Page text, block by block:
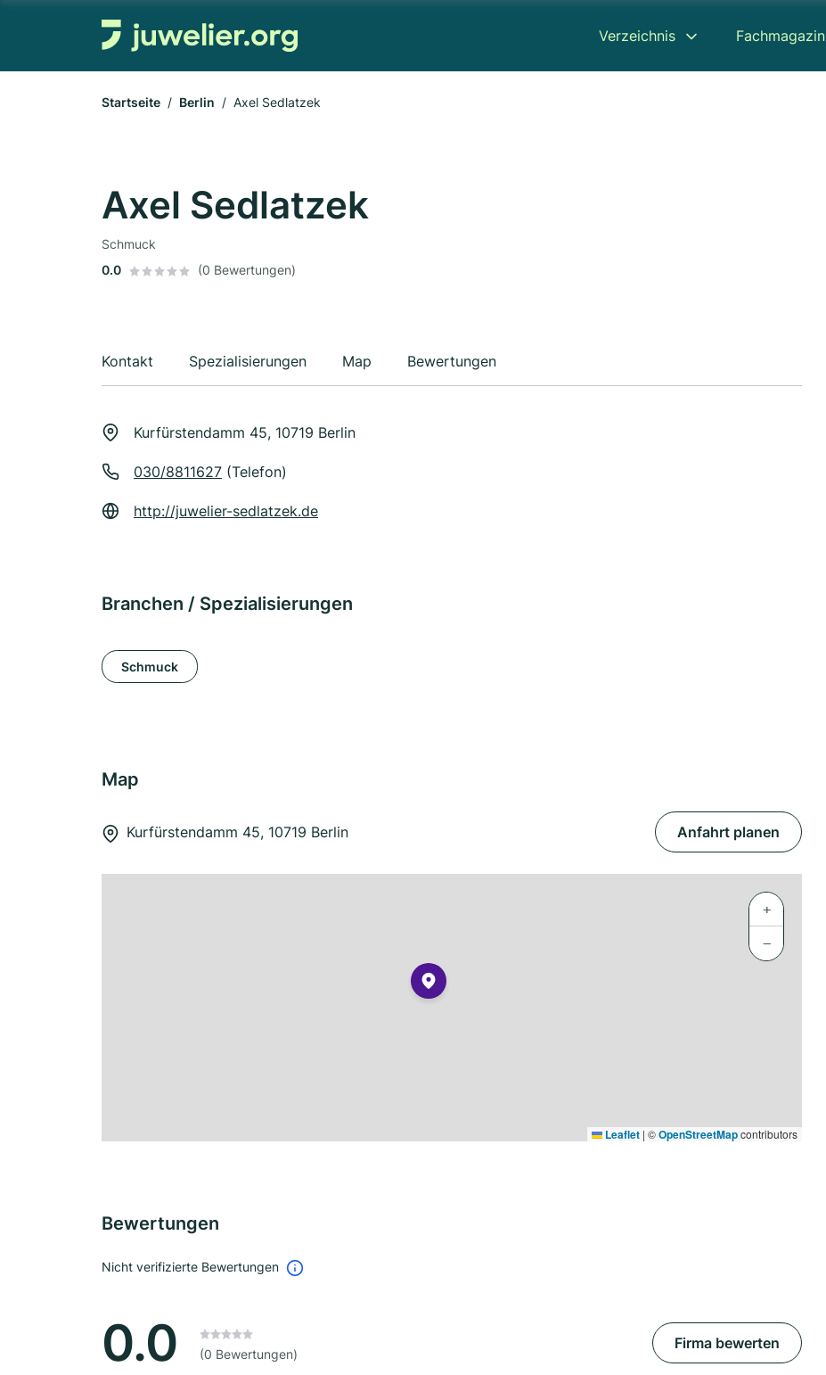
Verzeichnis Fachmagazin
Startseite Berlin Axel Sedlatzek
Axel Sedlatzek
Schmuck
0.0
(0 Bewertungen)
Kontakt Spezialisierungen Map Bewertungen
Kurfürstendamm 45, 10719 Berlin
030/8811627 (Telefon)
http://juwelier-sedlatzek.de
Branchen / Spezialisierungen
Schmuck
Map
Kurfürstendamm 45, 10719 Berlin Anfahrt planen
+
−
Leaflet | ©OpenStreetMapcontributors
Bewertungen
Nicht verifizierte Bewertungen
0.0 (0 Bewertungen)
Firma bewerten